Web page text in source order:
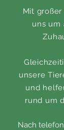
Mit
uns um
unsere
und
rund um
Nach